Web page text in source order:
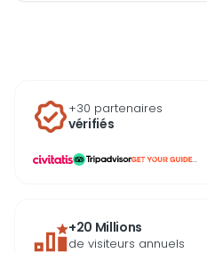
pleinement de la ville, de ses
paysages et de son
atmosphère unique.
+30 partenaires
vérifiés
...
+20 Millions
de visiteurs annuels